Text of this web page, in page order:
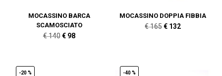
MOCASSINO BARCA
SCAMOSCIATO
€140 Il
€98Il
MOCASSINO DOPPIA FIBBIA
€165Il
€ 132Il
-20 % -40 %